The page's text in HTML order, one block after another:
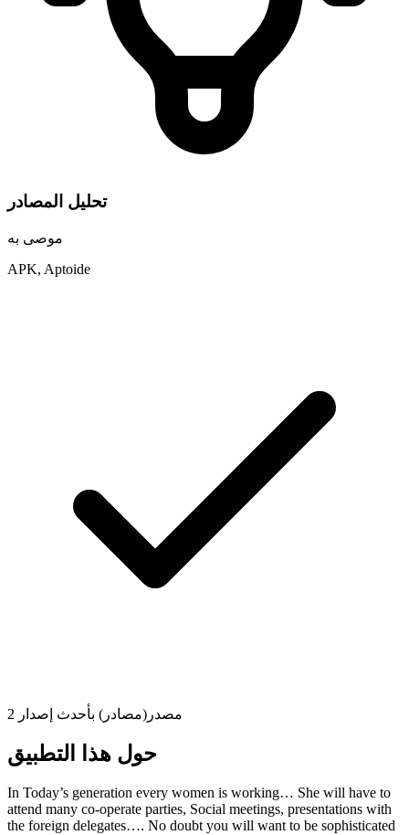
تحليل المصادر
موصى به
APK, Aptoide
2 مصدر(مصادر) بأحدث إصدار
حول هذا التطبيق
In Today’s generation every women is working… She will have to
attend many co-operate parties, Social meetings, presentations with
the foreign delegates…. No doubt you will want to be sophisticated